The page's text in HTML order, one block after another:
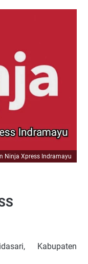
Ninja Xpress Indramayu
Kabupaten